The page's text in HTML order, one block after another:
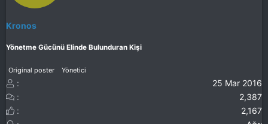
Kronos
Yönetme Gücünü Elinde Bulunduran Kişi
Original poster Yönetici
25 Mar 2016
2,387
2,167